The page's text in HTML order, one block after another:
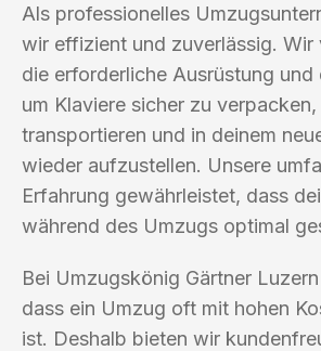
Als professionelles
wir effizient und zuverlässig. Wir
die erforderliche Ausrüstung
um Klaviere sicher zu verpacken,
transportieren und in deinem
wieder aufzustellen. Unsere
Erfahrung gewährleistet, dass
während des Umzugs optimal
Bei Umzugskönig Gärtner
dass ein Umzug oft mit hohen
ist. Deshalb bieten wir